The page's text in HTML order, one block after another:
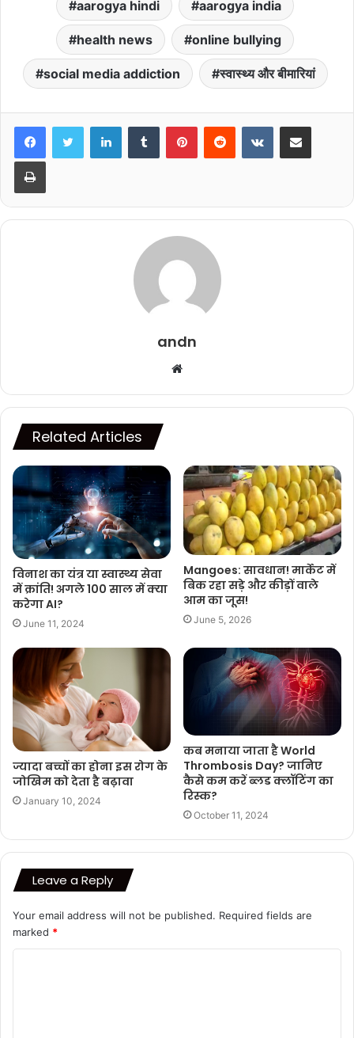
aarogya hindi aarogya india
health news online bullying
social media addiction स्वास्थ्य और बीमारियां
LinkedInTumblr PinterestReddit VKontakteShare via Email
Print
andn
Website
Related Articles
विनाश का यंत्र या स्वास्थ्य सेवा
में क्रांति! अगले 100 साल में क्या
करेगा AI?
June 11, 2024
Mangoes: सावधान! मार्केट में
बिक रहा सड़े और कीड़ों वाले
आम का जूस!
June 5, 2026
ज्यादा बच्चों का होना इस रोग के
जोखिम को देता है बढ़ावा
January 10, 2024
कब मनाया जाता है World
Thrombosis Day? जानिए
कैसे कम करें ब्लड क्लॉटिंग का
रिस्क?
October 11, 2024
Leave a Reply
Your email address will not be published. Required fields are
marked *